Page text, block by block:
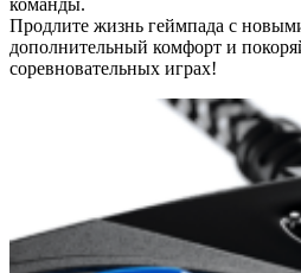
команды.
Продлите жизнь геймпада с
дополнительный комфорт и
соревновательных играх!